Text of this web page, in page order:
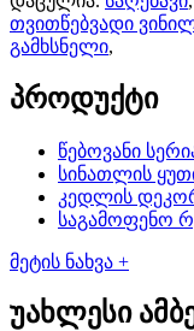
თვითწებვადი
გამხსნელი,
პროდუქტი
წებოვანი
სინათლის
კედლის
საგამოფენო
მეტის ნახვა +
უახლესი